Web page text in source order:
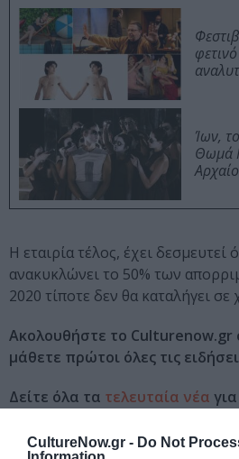
CultureNow.gr - Do Not
Ίων,
Θωμά
Η εταιρία τέλος, έχει δεσμευτεί
ανακυκλώνει το 50% των
2020 τίποτε δεν θα καταλήγει σε
Ακολουθήστε το Culturenow.gr
μάθετε πρώτοι όλες τις
Δείτε όλα τα τελευταία νέα